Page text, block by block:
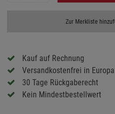
Zur Merkliste
Kauf auf Rechnung
Versandkostenfrei in Europa
30 Tage Rückgaberecht
Kein Mindestbestellwert